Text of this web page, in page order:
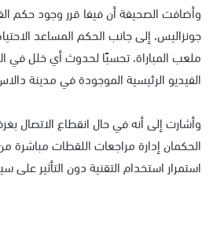
وأضافت الصحيفة أن فيفا قرر وجود حكم
جونزاليس، إلى جانب الحكم المساعد
ملعب المباراة، تحسبًا لحدوث أي خلل في
الفيديو الرئيسية الموجودة في مدينة
الحكمان إدارة مراجعات اللقطات مباشرة
استمرار استخدام التقنية دون التأثير على